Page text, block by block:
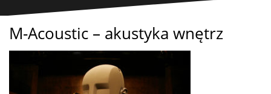
M-Acoustic – akustyka wnętrz